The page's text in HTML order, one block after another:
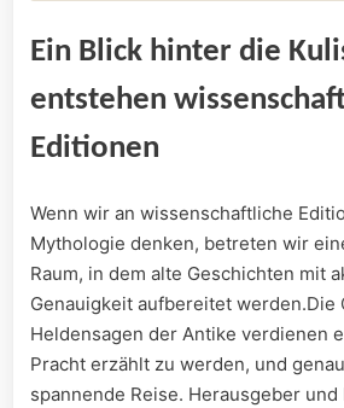
Ein Blick hinter ⁤die
entstehen
Editionen
Wenn⁤ wir an wissenschaftliche
Mythologie ⁤denken, betreten ⁢wir
Raum, in dem alte Geschichten mit
‌Genauigkeit aufbereitet werden.Die
Heldensagen der Antike verdienen
‍Pracht‌ erzählt zu werden, und
spannende Reise. ⁣Herausgeber und